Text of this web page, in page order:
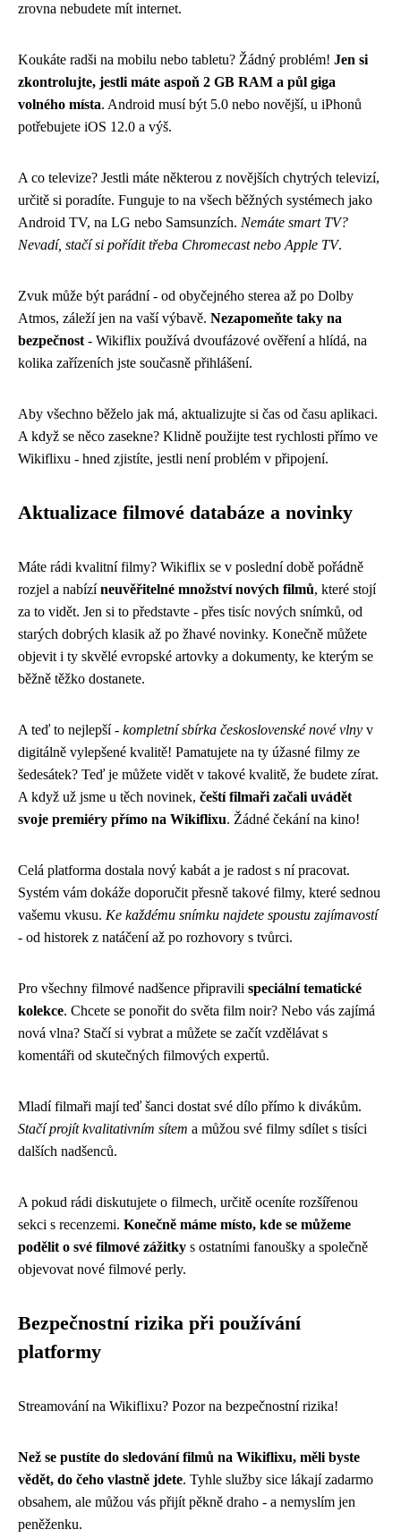
zrovna nebudete mít internet.
Koukáte radši na mobilu nebo tabletu? Žádný problém! Jen si
zkontrolujte, jestli máte aspoň 2 GB RAM a půl giga
volného místa. Android musí být 5.0 nebo novější, u iPhonů
potřebujete iOS 12.0 a výš.
A co televize? Jestli máte některou z novějších chytrých televizí,
určitě si poradíte. Funguje to na všech běžných systémech jako
Android TV, na LG nebo Samsunzích. Nemáte smart TV?
Nevadí, stačí si pořídit třeba Chromecast nebo Apple TV.
Zvuk může být parádní - od obyčejného sterea až po Dolby
Atmos, záleží jen na vaší výbavě. Nezapomeňte taky na
bezpečnost - Wikiflix používá dvoufázové ověření a hlídá, na
kolika zařízeních jste současně přihlášení.
Aby všechno běželo jak má, aktualizujte si čas od času aplikaci.
A když se něco zasekne? Klidně použijte test rychlosti přímo ve
Wikiflixu - hned zjistíte, jestli není problém v připojení.
Aktualizace filmové databáze a novinky
Máte rádi kvalitní filmy? Wikiflix se v poslední době pořádně
rozjel a nabízíneuvěřitelné množství nových filmů, které stojí
za to vidět. Jen si to představte - přes tisíc nových snímků, od
starých dobrých klasik až po žhavé novinky. Konečně můžete
objevit i ty skvělé evropské artovky a dokumenty, ke kterým se
běžně těžko dostanete.
A teď to nejlepší - kompletní sbírka československé nové vlny v
digitálně vylepšené kvalitě! Pamatujete na ty úžasné filmy ze
šedesátek? Teď je můžete vidět v takové kvalitě, že budete zírat.
A když už jsme u těch novinek, čeští filmaři začali uvádět
svoje premiéry přímo na Wikiflixu. Žádné čekání na kino!
Celá platforma dostala nový kabát a je radost s ní pracovat.
Systém vám dokáže doporučit přesně takové filmy, které sednou
vašemu vkusu. Ke každému snímku najdete spoustu zajímavostí
- od historek z natáčení až po rozhovory s tvůrci.
Pro všechny filmové nadšence připravili speciální tematické
kolekce. Chcete se ponořit do světa film noir? Nebo vás zajímá
nová vlna? Stačí si vybrat a můžete se začít vzdělávat s
komentáři od skutečných filmových expertů.
Mladí filmaři mají teď šanci dostat své dílo přímo k divákům.
Stačí projít kvalitativním sítem a můžou své filmy sdílet s tisíci
dalších nadšenců.
A pokud rádi diskutujete o filmech, určitě oceníte rozšířenou
sekci s recenzemi. Konečně máme místo, kde se můžeme
podělit o své filmové zážitky s ostatními fanoušky a společně
objevovat nové filmové perly.
Bezpečnostní rizika při používání
platformy
Streamování na Wikiflixu? Pozor na bezpečnostní rizika!
Než se pustíte do sledování filmů na Wikiflixu, měli byste
vědět, do čeho vlastně jdete. Tyhle služby sice lákají zadarmo
obsahem, ale můžou vás přijít pěkně draho - a nemyslím jen
peněženku.